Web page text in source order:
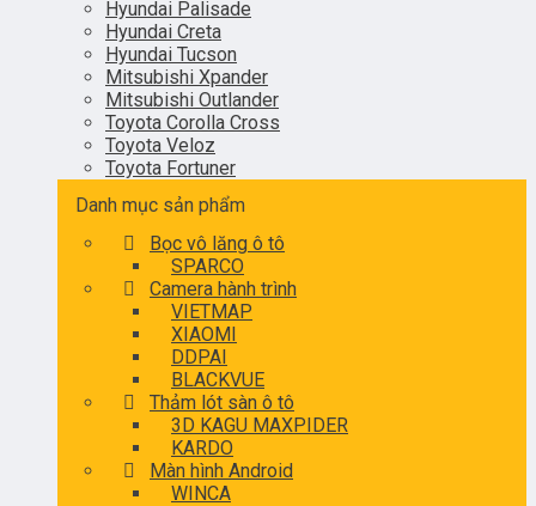
Hyundai Palisade
Hyundai Creta
Hyundai Tucson
Mitsubishi Xpander
Mitsubishi Outlander
Toyota Corolla Cross
Toyota Veloz
Toyota Fortuner
Danh mục sản phẩm
Bọc vô lăng ô tô
SPARCO
Camera hành trình
VIETMAP
XIAOMI
DDPAI
BLACKVUE
Thảm lót sàn ô tô
3D KAGU MAXPIDER
KARDO
Màn hình Android
WINCA